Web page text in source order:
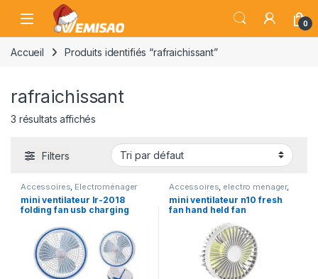
Skip to navigation
Skip to content
Open 0
Accueil Produits identifiés “rafraichissant”
rafraichissant
3 résultats affichés
Filters
Accessoires Electroménager
mini ventilateur lr-2018
folding fan usb charging
Accessoires electro menager,
Electroménager
mini ventilateur n10 fresh
fan hand held fan